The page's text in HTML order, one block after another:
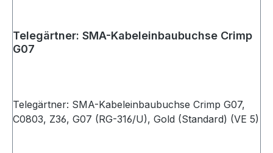
Telegärtner: SMA-Kabeleinbaubuchse Crimp
G07
Telegärtner: SMA-Kabeleinbaubuchse Crimp G07,
C0803, Z36, G07 (RG-316/U), Gold (Standard) (VE 5)